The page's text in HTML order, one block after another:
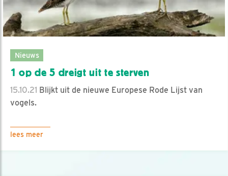
Nieuws
1 op de 5 dreigt uit te sterven
15.10.21 Blijkt uit de nieuwe Europese Rode Lijst van
vogels.
lees meer